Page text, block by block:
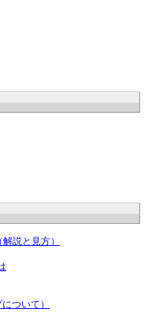
説と見方）
ついて）